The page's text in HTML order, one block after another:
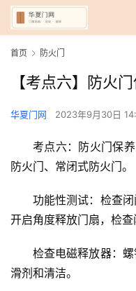
首页 防火门
【考点六】防火
华夏门网 2023年9月30日
考点六：防火门保
防火门、常闭式防火门。
功能性测试：检查
开启角度释放门扇，检查
检查电磁释放器：
滑剂和清洁。